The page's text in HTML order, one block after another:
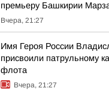
премьеру Башкирии
Вчера, 21:27
Имя Героя России
присвоили патрульному
флота
Вчера, 21:27